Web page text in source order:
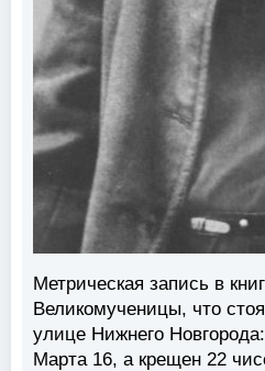
Метрическая запись в
Великомученицы, что
улице Нижнего
Марта 16, а крещен 22